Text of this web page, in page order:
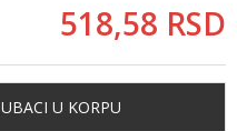
518,58 RSD
UBACI U KORPU